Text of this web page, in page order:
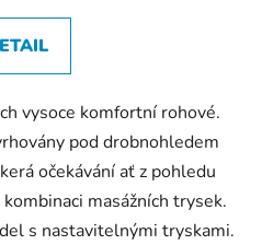
vysoce komfortní rohové.
pod drobnohledem
očekávání ať z pohledu
masážních trysek.
s nastavitelnými tryskami.